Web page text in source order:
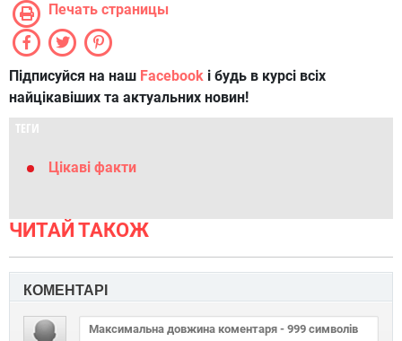
Печать страницы
Підписуйся на наш Facebook і будь в курсі всіх
найцікавіших та актуальних новин!
ТЕГИ
Цікаві факти
ЧИТАЙ ТАКОЖ
КОМЕНТАРІ